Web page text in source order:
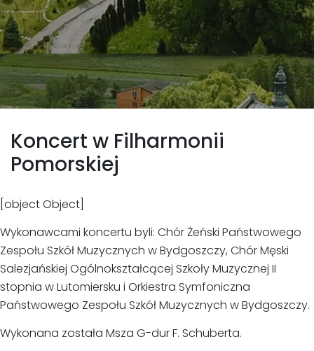
Koncert w Filharmonii
Pomorskiej
[object Object]
Wykonawcami koncertu byli: Chór Żeński Państwowego
Zespołu Szkół Muzycznych w Bydgoszczy, Chór Męski
Salezjańskiej Ogólnokształcącej Szkoły Muzycznej II
stopnia w Lutomiersku i Orkiestra Symfoniczna
Państwowego Zespołu Szkół Muzycznych w Bydgoszczy.
Wykonana została Msza G-dur F. Schuberta.